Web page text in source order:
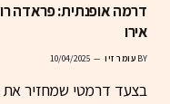
אירו
BY עומר זיו 10/04/2025
בצעד דרמטי שמחזיר